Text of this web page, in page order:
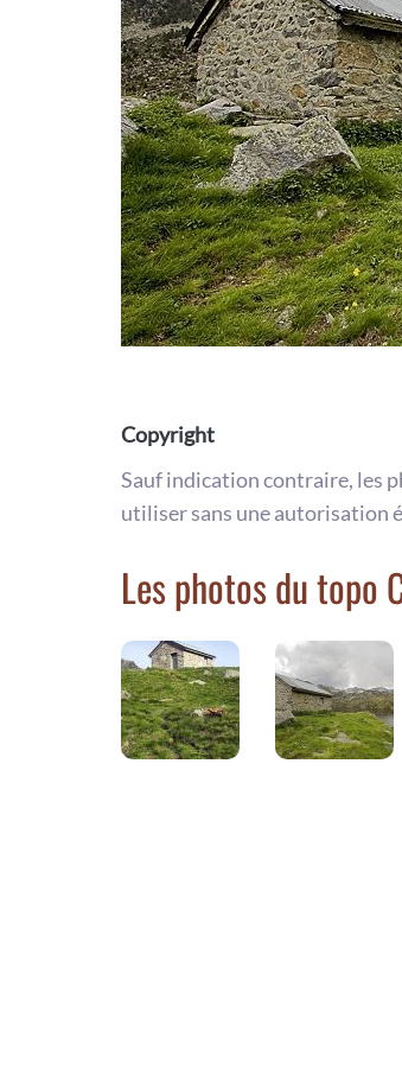
Copyright
Sauf indication contraire, les
utiliser sans une autorisation
Les photos du topo